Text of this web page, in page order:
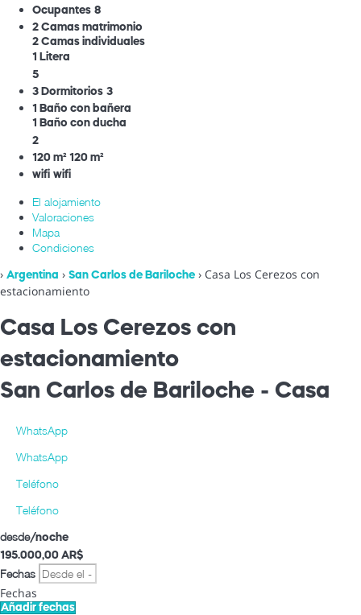
Ocupantes 8
2 Camas matrimonio
2 Camas individuales
1 Litera
5
3 Dormitorios 3
1 Baño con bañera
1 Baño con ducha
2
120 m² 120 m²
wifi wifi
El alojamiento
Valoraciones
Mapa
Condiciones
› Argentina › San Carlos de Bariloche › Casa Los Cerezos con
estacionamiento
Casa Los Cerezos con
estacionamiento
San Carlos de Bariloche - Casa
WhatsApp
WhatsApp
Teléfono
Teléfono
desde/noche
195.000,00 AR$
Fechas
Fechas
Añadir fechas